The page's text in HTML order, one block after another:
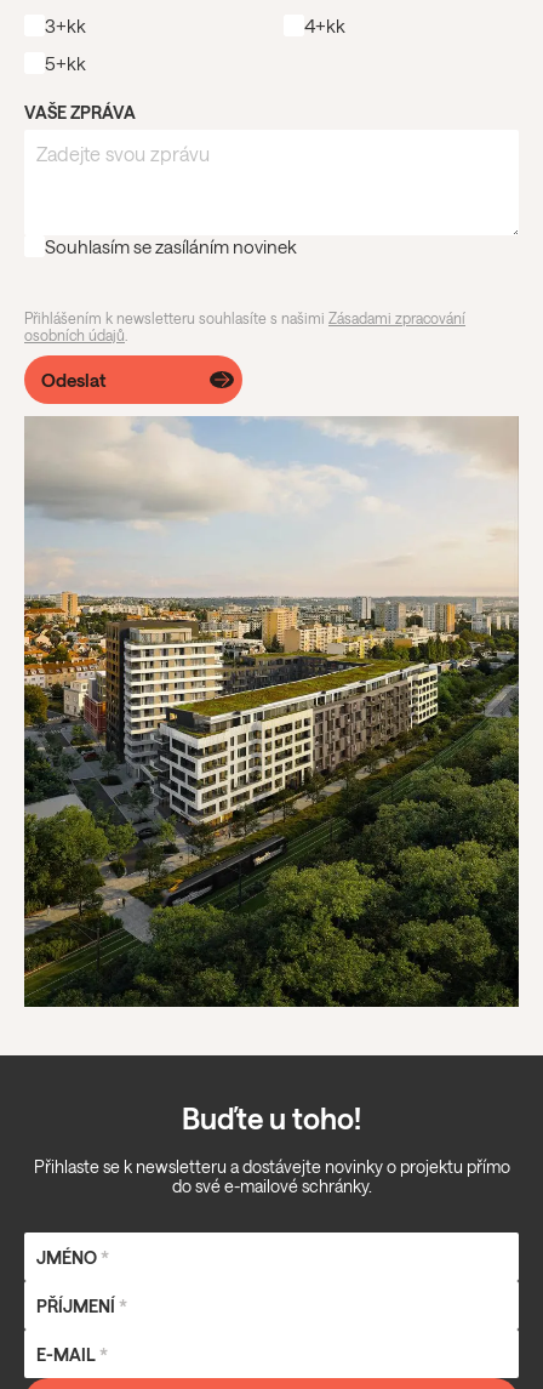
3+kk
4+kk
5+kk
VAŠE ZPRÁVA
Souhlasím se zasíláním novinek
Přihlášením k newsletteru souhlasíte s našimi Zásadami zpracování
osobních údajů
Odeslat
Buďte u toho!
Přihlaste se k newsletteru a dostávejte novinky o projektu přímo
do své e-mailové schránky.
JMÉNO*
PŘÍJMENÍ *
E-MAIL*